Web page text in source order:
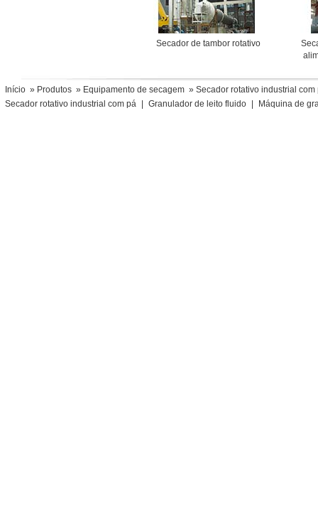
Secador de tambor rotativo
Início » Produtos » Equipamento de secagem » Secador rotativo industrial com
Secador rotativo industrial com pá
Granulador de leito fluido Máquina de